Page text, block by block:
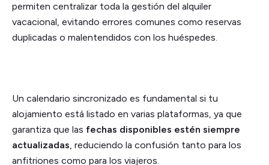
permiten centralizar toda la gestión del alquiler
vacacional, evitando errores comunes como reservas
duplicadas o malentendidos con los huéspedes.
Un calendario sincronizado es fundamental si tu
alojamiento está listado en varias plataformas, ya que
garantiza que las fechas disponibles estén siempre
actualizadas, reduciendo la confusión tanto para los
anfitriones como para los viajeros.